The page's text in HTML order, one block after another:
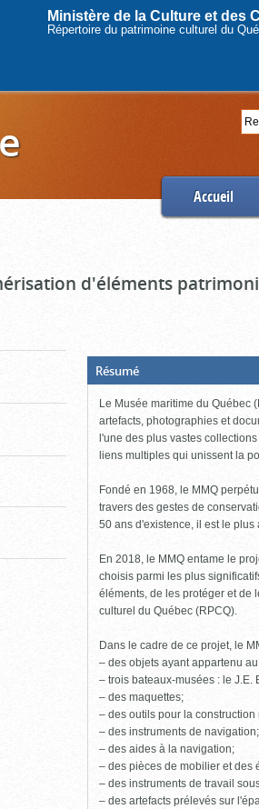
Ministère de la Culture et des
Répertoire du patrimoine culturel du
Accueil
d'éléments
Résumé(Boite
ouverte,
cliquer
pour
fermer)
Le Musée maritime du Québec
artefacts, photographies et
l'une des plus vastes
liens multiples qui unissent la
Fondé en 1968, le MMQ
travers des gestes de
50 ans d'existence, il est le
En 2018, le MMQ entame le
choisis parmi les plus
éléments, de les protéger et de
culturel du Québec (RPCQ).
Dans le cadre de ce projet, le
– des objets ayant appartenu
– trois bateaux-musées : le J.E.
– des maquettes;
– des outils pour la construction
– des instruments de navigation;
– des aides à la navigation;
– des pièces de mobilier et des
– des instruments de travail
– des artefacts prélevés sur